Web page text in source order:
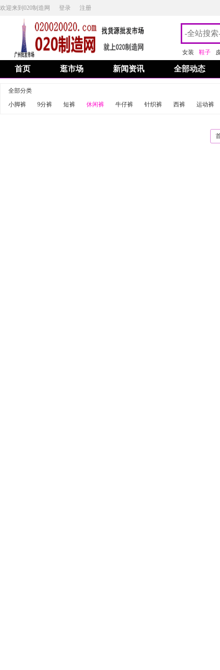
欢迎来到020制造网 登录 注册
女装 鞋子
首页 逛市场 新闻资讯 全部动态
全部分类
小脚裤
9分裤 短裤 休闲裤 牛仔裤 针织裤 西裤 运动裤